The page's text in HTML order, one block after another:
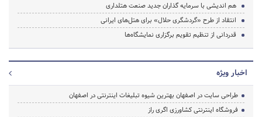
هم اندیشی با سرمایه گذاران جدید صنعت هتلداری
انتقاد از طرح «گردشگری حلال» برای هتل‌های ایرانی
قدردانی از تنظیم تقویم برگزاری نمایشگاه‌ها
اخبار ویژه
طراحی سایت در اصفهان بهترین شیوه تبلیغات اینترنتی در اصفهان
فروشگاه اینترنتی کشاورزی اگری راز